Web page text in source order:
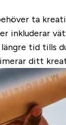
ta
inkluderar
tid tills
ditt